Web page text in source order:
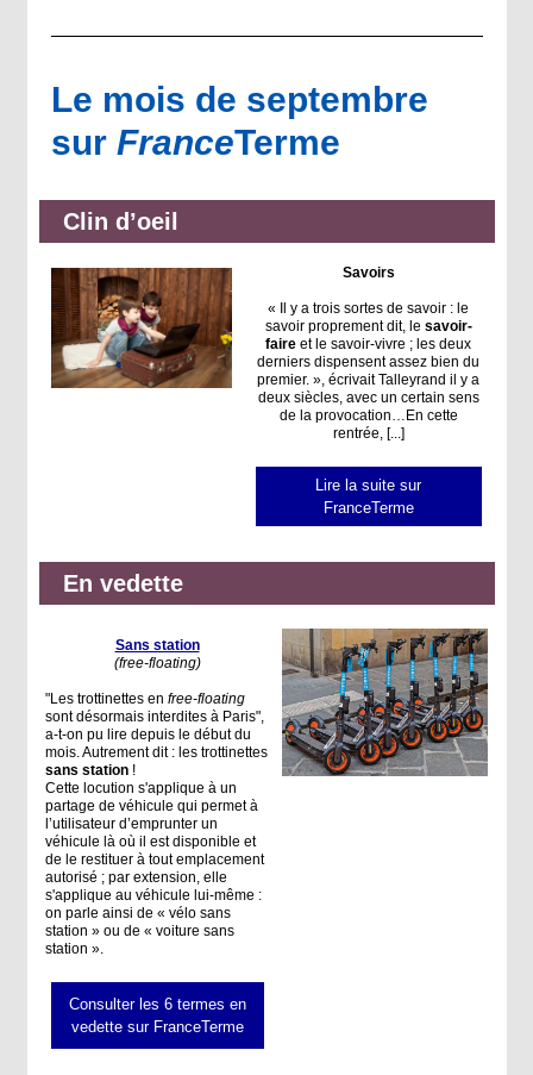
Le mois de septembre
sur FranceTerme
Clin d’oeil
Savoirs
« Il y a trois sortes de savoir : le
savoir proprement dit, le savoir-
faire et le savoir-vivre ; les deux
derniers dispensent assez bien du
premier. », écrivait Talleyrand il y a
deux siècles, avec un certain sens
de la provocation…En cette
rentrée, [...]
Lire la suite sur
FranceTerme
En vedette
Sans station
(free-floating)
"Les trottinettes en free-floating
sont désormais interdites à Paris",
a-t-on pu lire depuis le début du
mois. Autrement dit : les trottinettes
sans station!
Cette locution s'applique à un
partage de véhicule qui permet à
l’utilisateur d’emprunter un
véhicule là où il est disponible et
de le restituer à tout emplacement
autorisé ; par extension, elle
s'applique au véhicule lui-même :
on parle ainsi de « vélo sans
station » ou de « voiture sans
station ».
Consulter les 6 termes en
vedette sur FranceTerme